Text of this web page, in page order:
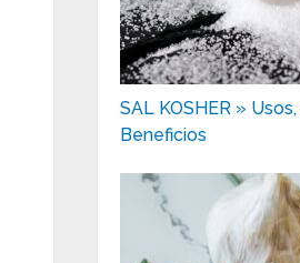
SAL KOSHER »
Beneficios